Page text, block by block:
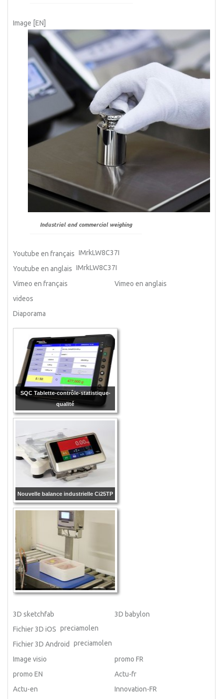
Image [EN]
Industrial and commercial weighing
Youtube en français IMrkLW8C37I
Youtube en anglais IMrkLW8C37I
Vimeo en français
Vimeo en anglais
videos
Diaporama
SQC Tablette-contrôle-statistique-
qualité
Nouvelle balance industrielle Ci25TP
3D sketchfab
3D babylon
Fichier 3D iOS preciamolen
Fichier 3D Android
preciamolen
Image visio
promo FR
promo EN
Actu-fr
Actu-en
Innovation-FR